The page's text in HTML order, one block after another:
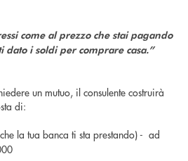
come al prezzo che stai pagando
dato i soldi per comprare casa.”
un mutuo, il consulente costruirà
di:
la tua banca ti sta prestando) - ad